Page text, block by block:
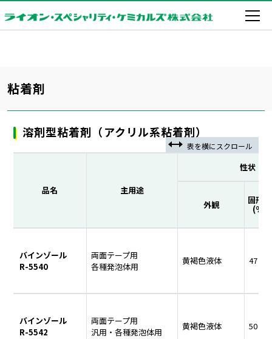
粘着剤
溶剤型粘着剤（アクリル系粘着剤）
品名 主用途
性状
外観 固形分
(%)
バインゾール
R-5540
両面テープ用
各種発泡体用
黄褐色液体 47
バインゾール
R-5542
両面テープ用
汎用・各種発泡体用
黄褐色液体 50